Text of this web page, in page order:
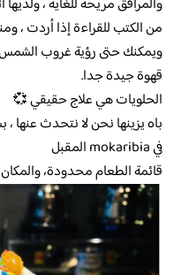
من الكتب للقراءة إذا أردت ،
ويمكنك حتى رؤية غروب
قهوة جيدة جدا.
الحلويات هي علاج حقيقي 💞
باه يزينها نحن لا نتحدث
في mokaribia المقبل
قائمة الطعام محدودة،